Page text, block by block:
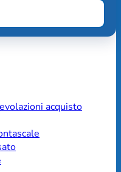
acquisto